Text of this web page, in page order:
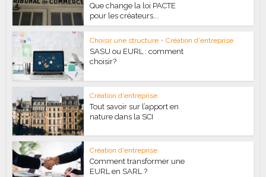
Que change la loi PACTE
pour les créateurs...
Choisir une structure • Création d'entreprise
SASU ou EURL : comment
choisir?
Création d'entreprise
Tout savoir sur l’apport en
nature dans la SCI
Création d'entreprise
Comment transformer une
EURL en SARL ?